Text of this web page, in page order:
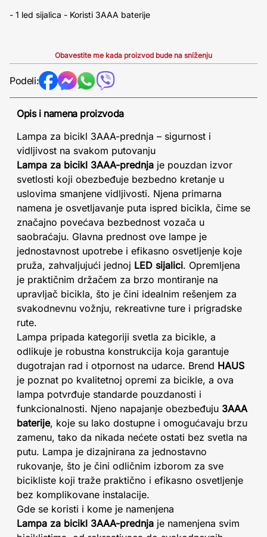
- 1 led sijalica - Koristi 3AAA baterije
Obavestite me kada proizvod bude na sniženju
Podeli:
Opis i namena proizvoda
Lampa za bicikl 3AAA-prednja – sigurnost i
vidljivost na svakom putovanju
Lampa za bicikl 3AAA-prednja je pouzdan izvor
svetlosti koji obezbeđuje bezbedno kretanje u
uslovima smanjene vidljivosti. Njena primarna
namena je osvetljavanje puta ispred bicikla, čime se
značajno povećava bezbednost vozača u
saobraćaju. Glavna prednost ove lampe je
jednostavnost upotrebe i efikasno osvetljenje koje
pruža, zahvaljujući jednoj LED sijalici. Opremljena
je praktičnim držačem za brzo montiranje na
upravljač bicikla, što je čini idealnim rešenjem za
svakodnevnu vožnju, rekreativne ture i prigradske
rute.
Lampa pripada kategoriji svetla za bicikle, a
odlikuje je robustna konstrukcija koja garantuje
dugotrajan rad i otpornost na udarce. Brend HAUS
je poznat po kvalitetnoj opremi za bicikle, a ova
lampa potvrđuje standarde pouzdanosti i
funkcionalnosti. Njeno napajanje obezbeđuju 3AAA
baterije, koje su lako dostupne i omogućavaju brzu
zamenu, tako da nikada nećete ostati bez svetla na
putu. Lampa je dizajnirana za jednostavno
rukovanje, što je čini odličnim izborom za sve
bicikliste koji traže praktično i efikasno osvetljenje
bez komplikovane instalacije.
Gde se koristi i kome je namenjena
Lampa za bicikl 3AAA-prednja je namenjena svim